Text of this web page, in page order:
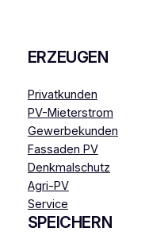
ERZEUGEN
Privatkunden
PV-Mieterstrom
Gewerbekunden
Fassaden PV
Denkmalschutz
Agri-PV
Service
SPEICHERN